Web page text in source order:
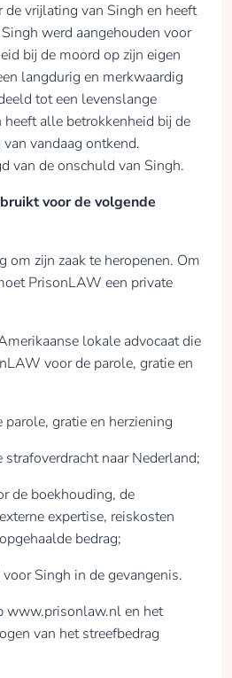
vrijlating van Singh en heeft
werd aangehouden voor
bij de moord op zijn eigen
langdurig en merkwaardig
tot een levenslange
alle betrokkenheid bij de
vandaag ontkend.
van de onschuld van Singh.
voor de volgende
zijn zaak te heropenen. Om
PrisonLAW een private
lokale advocaat die
voor de parole, gratie en
gratie en herziening
naar Nederland;
de boekhouding, de
expertise, reiskosten
bedrag;
Singh in de gevangenis.
www.prisonlaw.nl en het
van het streefbedrag